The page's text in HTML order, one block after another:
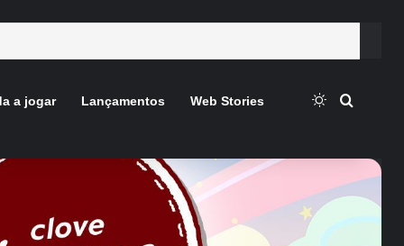
a jogar Lançamentos Web Stories Switch skin